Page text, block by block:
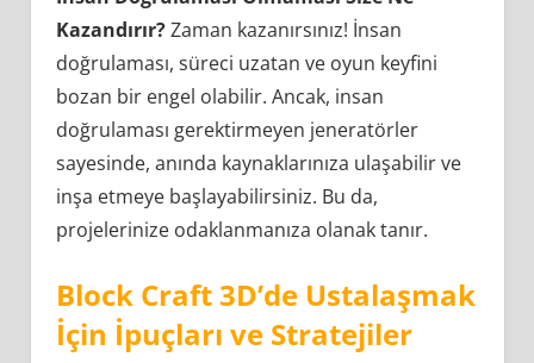
Kazandırır?Zaman kazanırsınız! İnsan
doğrulaması, süreci uzatan ve oyun keyfini
bozan bir engel olabilir. Ancak, insan
doğrulaması gerektirmeyen jeneratörler
sayesinde, anında kaynaklarınıza ulaşabilir ve
inşa etmeye başlayabilirsiniz. Bu da,
projelerinize odaklanmanıza olanak tanır.
Block Craft 3D’de Ustalaşmak
İçin İpuçları ve Stratejiler